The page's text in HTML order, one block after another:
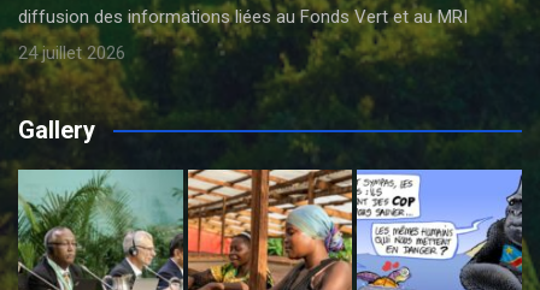
diffusion des informations liées au Fonds Vert et au MRI
24 juillet 2026
Gallery